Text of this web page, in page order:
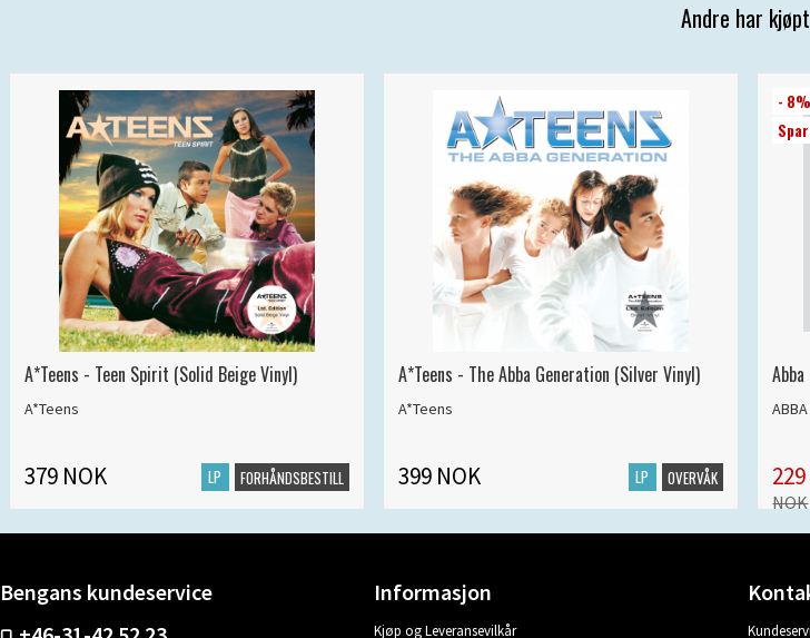
Andre har
A*Teens - Teen Spirit (Solid Beige Vinyl)
A*Teens
379 NOK LP FORHÅNDSBESTILL
A*Teens - The Abba Generation (Silver Vinyl)
A*Teens
399 NOK LP OVERVÅK
- 8%
ABBA
NOK
Bengans kundeservice
Informasjon
Kjøp og Leveransevilkår